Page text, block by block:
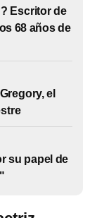
Escritor de
68 años de
el
su papel de